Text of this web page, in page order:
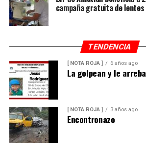
del Ingenio San Pedro representa un
económico superior a los mil millones
productiva y el sustento de miles de
veracruzanas ligadas al sector
campaña gratuita de lentes
TENDENCIA
[ NOTA ROJA ] 6 años ago
La golpean y le
[ NOTA ROJA ] 3 años ago
Encontronazo